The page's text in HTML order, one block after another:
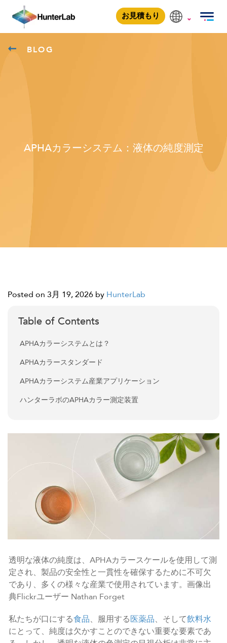
お見積もり
BLOG
APHAカラーシステム：液体の純度測定
Posted on 3月 19, 2026 by HunterLab
Table of Contents
APHAカラーシステムとは？
APHAカラースタンダード
APHAカラーシステム産業アプリケーション
ハンターラボのAPHAカラー測定装置
透明な液体の純度は、APHAカラースケールを使用して測
定され、製品の安全性と一貫性を確保するために不可欠
であり、多くの様々な産業で使用されています。画像出
典Flickrユーザー Nathan Forget
私たちが口にする食品、服用する医薬品、そして飲料水
にとって、純度は欠かすことのできない重要な要素であ